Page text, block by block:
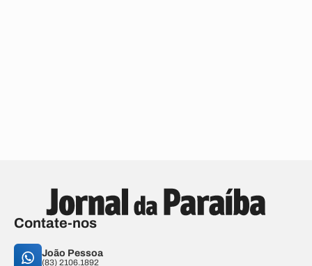
Contate-nos
João Pessoa
(83) 2106.1892